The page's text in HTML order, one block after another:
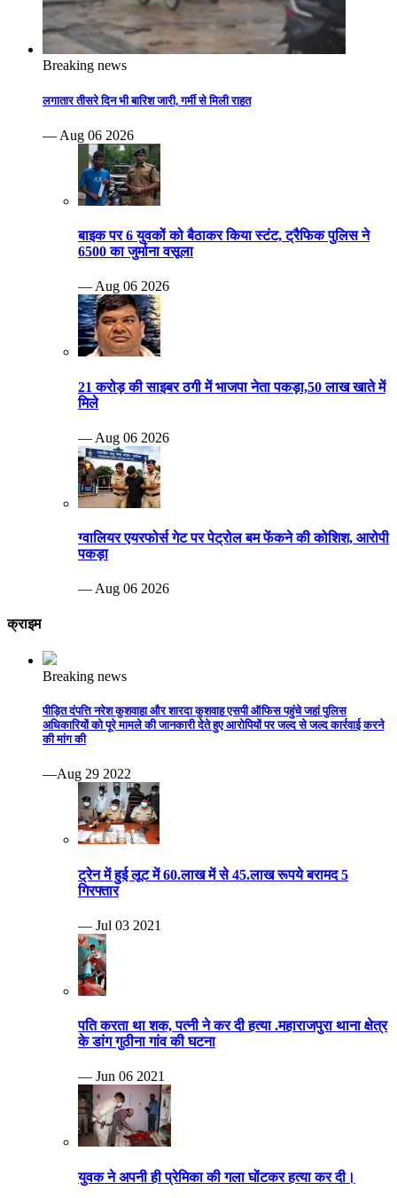
Breaking news
लगातार तीसरे दिन भी बारिश जारी, गर्मी से मिली राहत
— Aug 06 2026
बाइक पर 6 युवकों को बैठाकर किया स्टंट, ट्रैफिक पुलिस ने
6500 का जुर्माना वसूला
— Aug 06 2026
21 करोड़ की साइबर ठगी में भाजपा नेता पकड़ा,50 लाख खाते में
मिले
— Aug 06 2026
ग्वालियर एयरफोर्स गेट पर पेट्रोल बम फेंकने की कोशिश, आरोपी
पकड़ा
— Aug 06 2026
क्राइम
Breaking news
पीड़ित दंपत्ति नरेश कुशवाहा और शारदा कुशवाह एसपी ऑफिस पहुंचे जहां पुलिस
अधिकारियों को पूरे मामले की जानकारी देते हुए आरोपियों पर जल्द से जल्द कार्रवाई करने
की मांग की
—Aug 29 2022
ट्रेन में हुई लूट में 60.लाख में से 45.लाख रूपये बरामद 5
गिरफ्तार
— Jul 03 2021
पति करता था शक, पत्नी ने कर दी हत्या .महाराजपुरा थाना क्षेत्र
के डांग गुठीना गांव की घटना
— Jun 06 2021
युवक ने अपनी ही प्रेमिका की गला घोंटकर हत्या कर दी।